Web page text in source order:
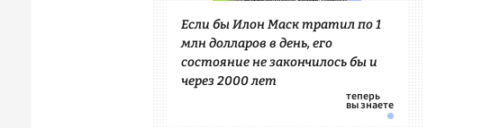
Если бы Илон Маск тратил по 1
млн долларов в день, его
состояние не закончилось бы и
через 2000 лет